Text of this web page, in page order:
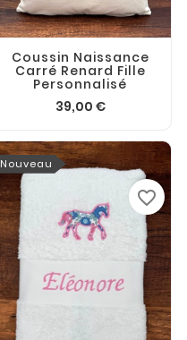
Coussin Naissance
Carré Renard Fille
Personnalisé
39,00 €
Nouveau
favorite_border